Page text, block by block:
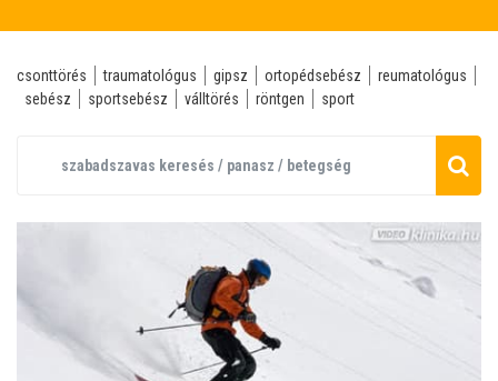
csonttörés traumatológus gipsz ortopédsebész
reumatológus
sebész
sportsebész válltörés röntgen sport